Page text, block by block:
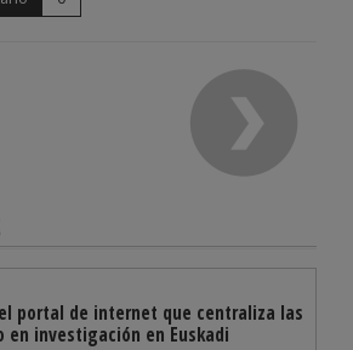
portal de internet que centraliza las
en investigación en Euskadi